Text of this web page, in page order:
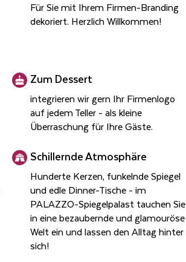
Für Sie mit Ihrem Firmen-Branding
dekoriert. Herzlich Willkommen!
Zum Des­sert
integrieren wir gern Ihr Firmenlogo
auf jedem Teller - als kleine
Überraschung für Ihre Gäste.
Schil­lern­de At­mo­sphä­re
Hunderte Kerzen, funkelnde Spiegel
und edle Dinner-Tische - im
PALAZZO-Spiegelpalast tauchen Sie
in eine bezaubernde und glamouröse
Welt ein und lassen den Alltag hinter
sich!